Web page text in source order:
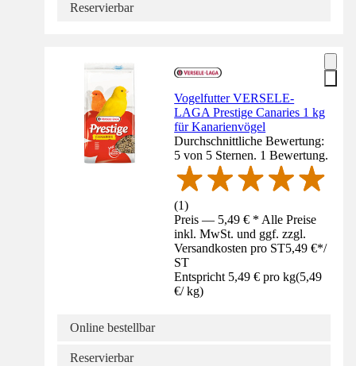
Reservierbar
Vogelfutter VERSELE-
LAGA Prestige Canaries 1 kg
für Kanarienvögel
Durchschnittliche Bewertung:
5 von 5 Sternen. 1 Bewertung.
(1)
Preis — 5,49 € * Alle Preise
inkl. MwSt. und ggf. zzgl.
Versandkosten pro ST5,49 €*/
ST
Entspricht 5,49 € pro kg(5,49
€/ kg)
Online bestellbar
Reservierbar